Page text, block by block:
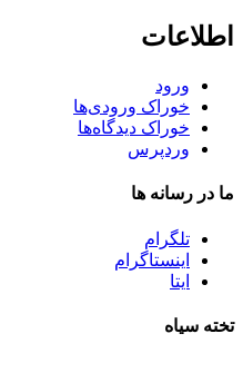
اطلاعات
ورود
خوراک ورودی‌ها
خوراک دیدگاه‌ها
وردپرس
ما در رسانه ها
تلگرام
اینستاگرام
ایتا
تخته سیاه